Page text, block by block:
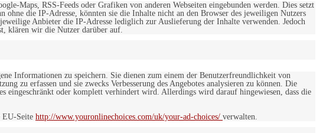
Maps, RSS-Feeds oder Grafiken von anderen Webseiten eingebunden werden. Dies setzt
die IP-Adresse, könnten sie die Inhalte nicht an den Browser des jeweiligen Nutzers
Anbieter die IP-Adresse lediglich zur Auslieferung der Inhalte verwenden. Jedoch
klären wir die Nutzer darüber auf.
Informationen zu speichern. Sie dienen zum einem der Benutzerfreundlichkeit von
zu erfassen und sie zwecks Verbesserung des Angebotes analysieren zu können. Die
eingeschränkt oder komplett verhindert wird. Allerdings wird darauf hingewiesen, dass die
EU-Seite http://www.youronlinechoices.com/uk/your-ad-choices/ verwalten.